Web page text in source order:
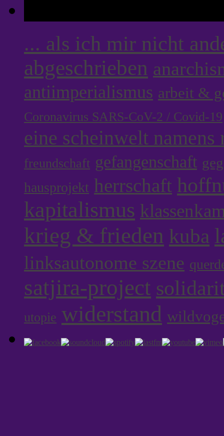
... als ich mir nicht
abgeschrieben
antiimperialismus arbeit &
Coronavirus SARS-CoV-2 / Covid-19
eine scheinwelt namens
freundschaft gefangenschaft
hausprojekt herrschaft
kapitalismus
krieg & frieden kuba
linksautonome szene
satjira-project
utopie widerstand